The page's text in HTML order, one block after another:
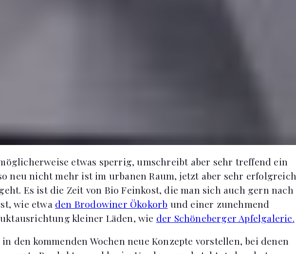
etwas sperrig, umschreibt aber sehr treffend ein
neu nicht mehr ist im urbanen Raum, jetzt aber sehr erfolgreich
Es ist die Zeit von Bio Feinkost, die man sich auch gern nach
wie etwa den Brodowiner Ökokorb und einer zunehmend
kleiner Läden, wie der Schöneberger Apfelgalerie.
den kommenden Wochen neue Konzepte vorstellen, bei denen